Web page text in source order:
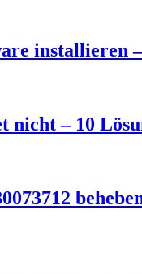
– 10